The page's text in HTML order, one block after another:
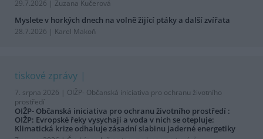
29.7.2026 | Zuzana Kučerová
Myslete v horkých dnech na volně žijící ptáky a další zvířata
28.7.2026 | Karel Makoň
tiskové zprávy
7. srpna 2026 | OIŽP- Občanská iniciativa pro ochranu životního
prostředí
OIŽP- Občanská iniciativa pro ochranu životního prostředí :
OIŽP: Evropské řeky vysychají a voda v nich se otepluje:
Klimatická krize odhaluje zásadní slabinu jaderné energetiky